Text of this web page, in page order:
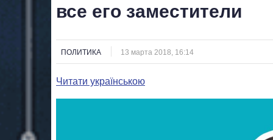
все его заместители
ПОЛИТИКА 13 марта 2018, 16:14
Читати українською